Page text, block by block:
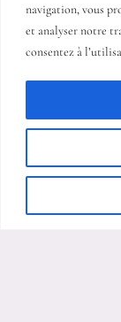
navigation, vous
et analyser notre
consentez à
14 allée du mas
+33613481299